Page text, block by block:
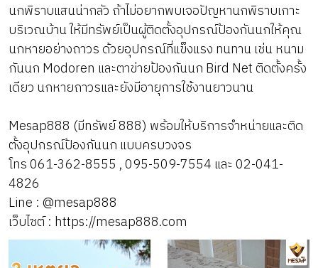
นกพิราบแสนน่ากลัว ถ้าไม่อยากพบเจอปัญหานกพิราบเกาะ
บริเวณบ้าน ให้มีทรัพย์เป็นผู้ติดตั้งอุปกรณ์ป้องกันนกให้คุณ
นกหายอย่างถาวร ด้วยอุปกรณ์ที่แข็งแรง ทนทาน เช่น หนาม
กันนก Modoren และตาข่ายป้องกันนก Bird Net ติดตั้งครั้ง
เดียว นกหายถาวรและยังมีอายุการใช้งานยาวนาน
Mesap888 (มีทรัพย์ 888) พร้อมให้บริการจำหน่ายและติด
ตั้งอุปกรณ์ป้องกันนก แบบครบวงจร
โทร 061-362-8555 , 095-509-7554 และ 02-041-
4826
Line : @mesap888
เว็บไซต์ : https://mesap888.com